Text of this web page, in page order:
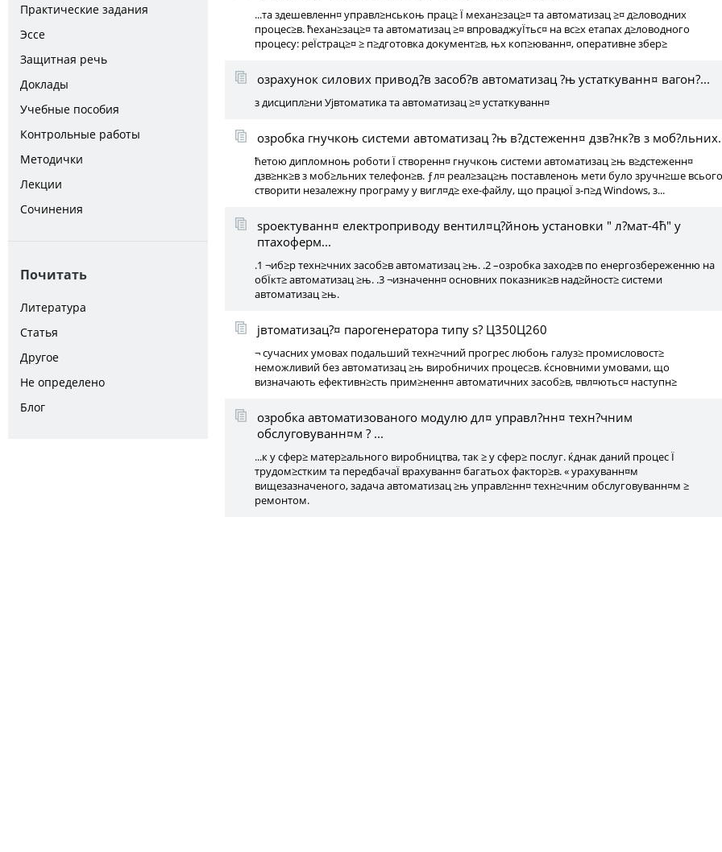
Практические задания
Эссе
Защитная речь
Доклады
Учебные пособия
Контрольные работы
Методички
Лекции
Сочинения
Почитать
Литература
Статья
Другое
Не определено
Блог
...та здешевленн¤ управл≥нськоњ прац≥ Ї механ≥зац≥¤ та автоматизац ≥¤ д≥ловодних
процес≥в. ћехан≥зац≥¤ та автоматизац ≥¤ впроваджуЇтьс¤ на вс≥х етапах д≥ловодного
процесу: реЇстрац≥¤ ≥ п≥дготовка документ≥в, њх коп≥юванн¤, оперативне збер≥
озрахунок силових привод?в засоб?в автоматизац ?њ устаткуванн¤ вагон?...
з дисципл≥ни Ујвтоматика та автоматизац ≥¤ устаткуванн¤
озробка гнучкоњ системи автоматизац ?њ в?дстеженн¤ дзв?нк?в з
ћетою дипломноњ роботи Ї створенн¤ гнучкоњ системи автоматизац ≥њ в≥дстеженн¤
дзв≥нк≥в з моб≥льних телефон≥в. ƒл¤ реал≥зац≥њ поставленоњ мети було зручн≥ше всього
створити незалежну програму у вигл¤д≥ exe-файлу, що працюЇ з-п≥д Windows, з...
ѕроектуванн¤ електроприводу вентил¤ц?йноњ установки " л?мат-4ћ" у
птахоферм...
.1 ¬иб≥р техн≥чних засоб≥в автоматизац ≥њ. .2 –озробка заход≥в по енергозбереженню на
обЇкт≥ автоматизац ≥њ. .3 ¬изначенн¤ основних показник≥в над≥йност≥ системи
автоматизац ≥њ.
јвтоматизац?¤ парогенератора типу ѕ? Ц350Ц260
¬ сучасних умовах подальший техн≥чний прогрес любоњ галуз≥ промисловост≥
неможливий без автоматизац ≥њ виробничих процес≥в. ќсновними умовами, що
визначають ефективн≥сть прим≥ненн¤ автоматичних засоб≥в, ¤вл¤ютьс¤ наступн≥
озробка автоматизованого модулю дл¤ управл?нн¤ техн?чним
обслуговуванн¤м ? ...
...к у сфер≥ матер≥ального виробництва, так ≥ у сфер≥ послуг. ќднак даний процес Ї
трудом≥стким та передбачаЇ врахуванн¤ багатьох фактор≥в. « урахуванн¤м
вищезазначеного, задача автоматизац ≥њ управл≥нн¤ техн≥чним обслуговуванн¤м ≥
ремонтом.